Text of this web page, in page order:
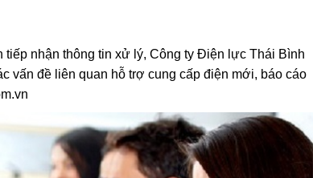
nhận thông tin xử lý, Công ty Điện lực Thái Bình
vấn đề liên quan hỗ trợ cung cấp điện mới, báo cáo